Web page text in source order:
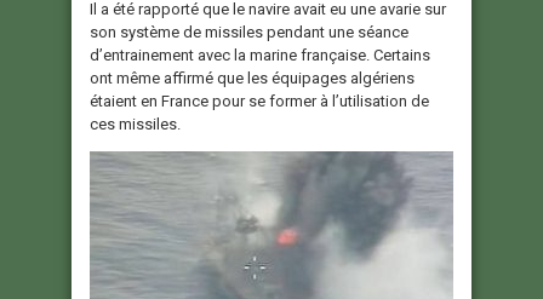
Il a été rapporté que le navire avait eu une avarie sur
son système de missiles pendant une séance
d’entrainement avec la marine française. Certains
ont même affirmé que les équipages algériens
étaient en France pour se former à l’utilisation de
ces missiles.